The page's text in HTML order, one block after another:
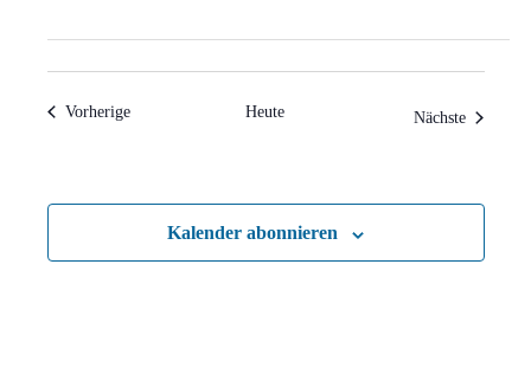
VorherigeVeranstaltungen Heute Nächste
Kalender abonnieren